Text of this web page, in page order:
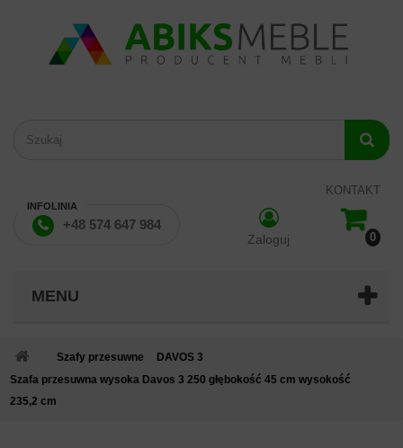
INFOLINIA
+48 574 647 984
Zaloguj 0
KONTAKT
MENU
Szafy przesuwne
DAVOS 3
Szafa przesuwna wysoka Davos 3 250 głębokość 45 cm wysokość
235,2 cm